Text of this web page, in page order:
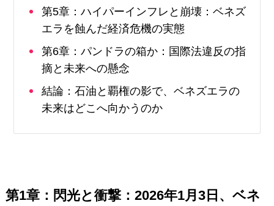
第5章：ハイパーインフレと崩壊：ベネズ
エラを蝕んだ経済危機の実態
第6章：パンドラの箱か：国際法違反の指
摘と未来への懸念
結論：石油と覇権の影で、ベネズエラの
未来はどこへ向かうのか
第1章：閃光と衝撃：2026年1月3日、ベネ